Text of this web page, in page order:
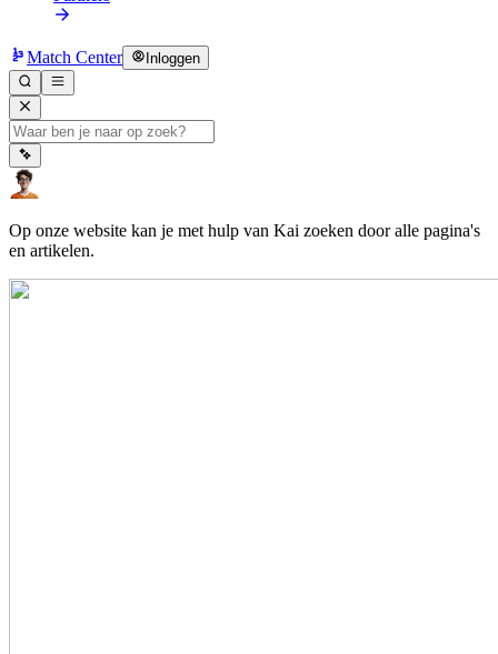
Match Center Inloggen
Op onze website kan je met hulp van Kai zoeken door alle pagina's
en artikelen.